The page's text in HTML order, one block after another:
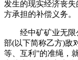
发生的现实经济丧
方承担的补偿义务。
经中矿矿业无限
部(以下简称乙方)敌
等、互利”的准绳，